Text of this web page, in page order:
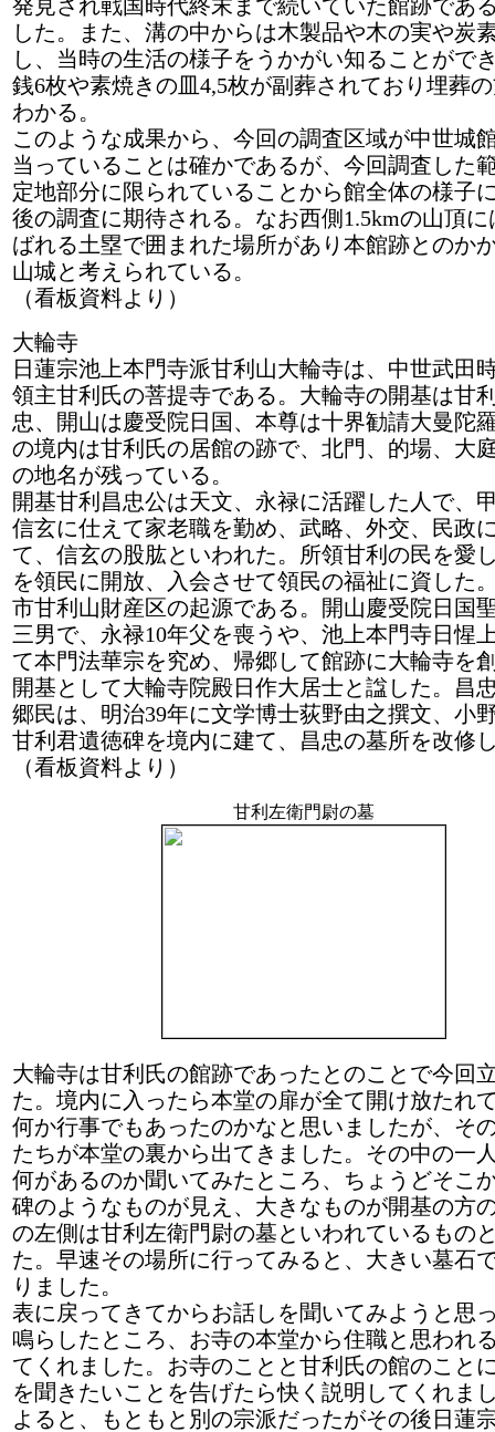
発見され戦国時代終末まで続いていた館跡であ
した。また、溝の中からは木製品や木の実や炭
し、当時の生活の様子をうかがい知ることがで
銭6枚や素焼きの皿4,5枚が副葬されており埋葬
わかる。
このような成果から、今回の調査区域が中世城
当っていることは確かであるが、今回調査した
定地部分に限られていることから館全体の様子
後の調査に期待される。なお西側1.5kmの山頂
ばれる土塁で囲まれた場所があり本館跡とのか
山城と考えられている。
（看板資料より）
大輪寺
日蓮宗池上本門寺派甘利山大輪寺は、中世武田
領主甘利氏の菩提寺である。大輪寺の開基は甘
忠、開山は慶受院日国、本尊は十界勧請大曼陀
の境内は甘利氏の居館の跡で、北門、的場、大
の地名が残っている。
開基甘利昌忠公は天文、永禄に活躍した人で、
信玄に仕えて家老職を勤め、武略、外交、民政
て、信玄の股肱といわれた。所領甘利の民を愛
を領民に開放、入会させて領民の福祉に資した
市甘利山財産区の起源である。開山慶受院日国
三男で、永禄10年父を喪うや、池上本門寺日惺
て本門法華宗を究め、帰郷して館跡に大輪寺を
開基として大輪寺院殿日作大居士と諡した。昌
郷民は、明治39年に文学博士荻野由之撰文、小
甘利君遺徳碑を境内に建て、昌忠の墓所を改修
（看板資料より）
甘利左衛門尉の墓
大輪寺は甘利氏の館跡であったとのことで今回
た。境内に入ったら本堂の扉が全て開け放たれ
何か行事でもあったのかなと思いましたが、そ
たちが本堂の裏から出てきました。その中の一
何があるのか聞いてみたところ、ちょうどそこ
碑のようなものが見え、大きなものが開基の方
の左側は甘利左衛門尉の墓といわれているもの
た。早速その場所に行ってみると、大きい墓石
りました。
表に戻ってきてからお話しを聞いてみようと思
鳴らしたところ、お寺の本堂から住職と思われ
てくれました。お寺のことと甘利氏の館のこと
を聞きたいことを告げたら快く説明してくれま
よると、もともと別の宗派だったがその後日蓮